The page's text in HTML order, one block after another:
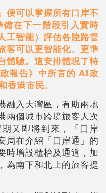
便可以掌握所有口岸不
在下一階段引入實時
工智能）評估各陸路管
客可以更智能化、更準
體驗。這安排體現了特
報告》中所言的 AI政
香港市民。
融入大灣區，有助兩地
兩個城市跨境旅客人次
又即將到來，「口岸
局在介紹「口岸通」的
時增設櫃枱及通道，加
為南下和北上的旅客提